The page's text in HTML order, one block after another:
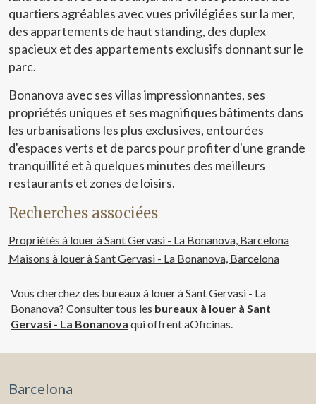
quartiers agréables avec vues privilégiées sur la mer,
des appartements de haut standing, des duplex
spacieux et des appartements exclusifs donnant sur le
parc.
Bonanova avec ses villas impressionnantes, ses
propriétés uniques et ses magnifiques bâtiments dans
les urbanisations les plus exclusives, entourées
d'espaces verts et de parcs pour profiter d'une grande
tranquillité et à quelques minutes des meilleurs
restaurants et zones de loisirs.
Recherches associées
Propriétés à louer à Sant Gervasi - La Bonanova, Barcelona
Maisons à louer à Sant Gervasi - La Bonanova, Barcelona
Vous cherchez des bureaux à louer à Sant Gervasi - La
Bonanova? Consulter tous les bureaux à louer à Sant
Gervasi - La Bonanova qui offrent aOficinas.
Barcelona